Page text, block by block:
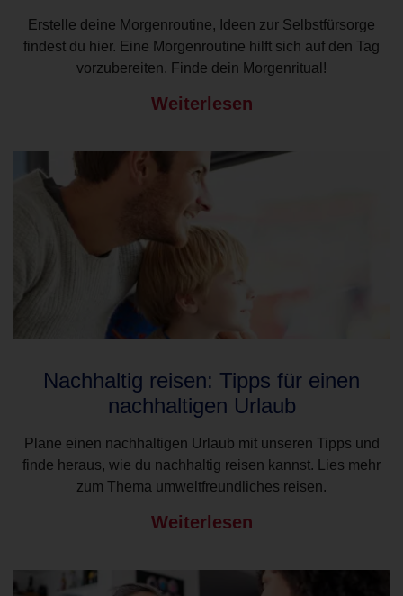
Erstelle deine Morgenroutine, Ideen zur Selbstfürsorge
findest du hier. Eine Morgenroutine hilft sich auf den Tag
vorzubereiten. Finde dein Morgenritual!
Weiterlesen
Nachhaltig reisen: Tipps für einen
nachhaltigen Urlaub
Plane einen nachhaltigen Urlaub mit unseren Tipps und
finde heraus, wie du nachhaltig reisen kannst. Lies mehr
zum Thema umweltfreundliches reisen.
Weiterlesen